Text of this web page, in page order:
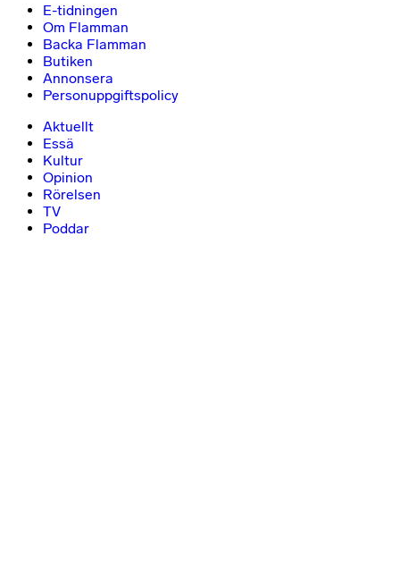
E-tidningen
Om Flamman
Backa Flamman
Butiken
Annonsera
Personuppgiftspolicy
Aktuellt
Essä
Kultur
Opinion
Rörelsen
TV
Poddar